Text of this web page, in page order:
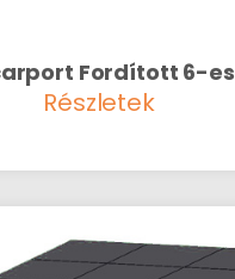
Fordított 6-es
Részletek